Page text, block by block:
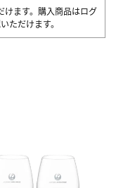
けます。購入商品はログ
ただけます。